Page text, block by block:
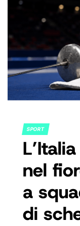
POSTED
IN
SPORT
nel
a
di